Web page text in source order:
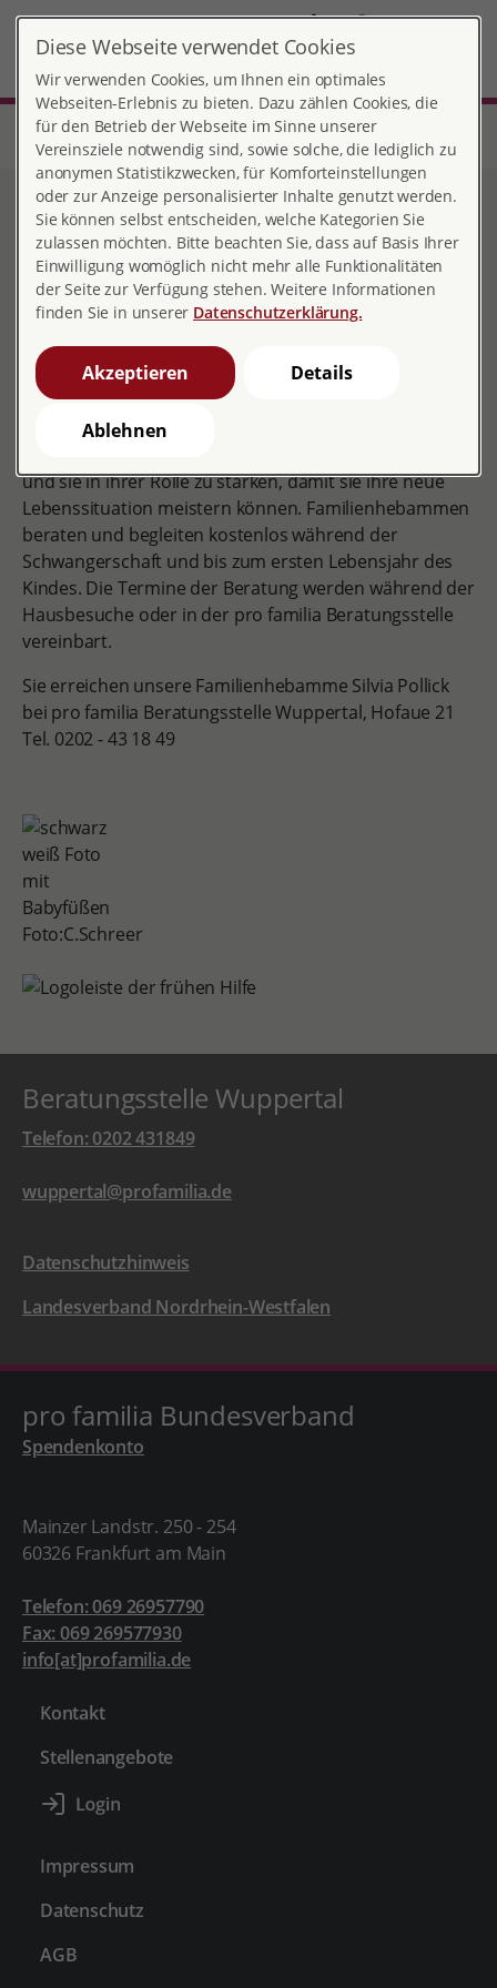
DE
Start Nordrhein-Westfalen
Beratungsstelle Wuppertal
Familienhebamme
Familienhebamme
Eine Schwangerschaft, die Geburt und die Zeit danach
verändern das Leben eines Paares und/oder einer
Familie. Vieles ist schön, aber nicht immer ist es einfach
und manches wird zur Belastung. Die Arbeit der
Familienhebamme bei der pro familia Beratungsstelle
und sie in ihrer Rolle zu stärken, damit sie ihre neue
Lebenssituation meistern können. Familienhebammen
beraten und begleiten kostenlos während der
Schwangerschaft und bis zum ersten Lebensjahr des
Kindes. Die Termine der Beratung werden während der
Hausbesuche oder in der pro familia Beratungsstelle
vereinbart.
Sie erreichen unsere Familienhebamme Silvia Pollick
bei pro familia Beratungsstelle Wuppertal, Hofaue 21
Tel. 0202 - 43 18 49
Foto:C.Schreer
Beratungsstelle Wuppertal
Telefon: 0202 431849
wuppertal@profamilia.de
Datenschutzhinweis
Landesverband Nordrhein-Westfalen
pro familia Bundesverband
Spendenkonto
Mainzer Landstr. 250 - 254
60326 Frankfurt am Main
Telefon: 069 26957790
Fax: 069 269577930
info[at]profamilia.de
Kontakt
Stellenangebote
Impressum
Datenschutz
AGB
Diese Webseite verwendet Cookies
Wir verwenden Cookies, um Ihnen ein optimales
Webseiten-Erlebnis zu bieten. Dazu zählen Cookies, die
für den Betrieb der Webseite im Sinne unserer
Vereinsziele notwendig sind, sowie solche, die lediglich zu
anonymen Statistikzwecken, für Komforteinstellungen
oder zur Anzeige personalisierter Inhalte genutzt werden.
Sie können selbst entscheiden, welche Kategorien Sie
zulassen möchten. Bitte beachten Sie, dass auf Basis Ihrer
Einwilligung womöglich nicht mehr alle Funktionalitäten
der Seite zur Verfügung stehen. Weitere Informationen
finden Sie in unserer Datenschutzerklärung.
Akzeptieren Details
Ablehnen